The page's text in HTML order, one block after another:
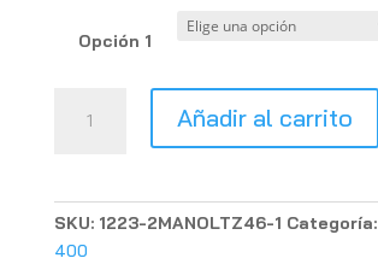
Opción 1
Añadir al carrito
SKU: 1223-2MANOLTZ46-1 Categoría:
400